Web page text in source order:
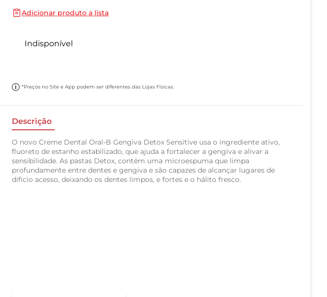
Adicionar produto a lista
Indisponível
*Preços no Site e App podem ser diferentes das Lojas Físicas.
Descrição
O novo Creme Dental Oral-B Gengiva Detox Sensitive usa o ingrediente ativo,
fluoreto de estanho estabilizado, que ajuda a fortalecer a gengiva e alivar a
sensibilidade. As pastas Detox, contém uma microespuma que limpa
profundamente entre dentes e gengiva e são capazes de alcançar lugares de
difício acesso, deixando os dentes limpos, e fortes e o hálito fresco.